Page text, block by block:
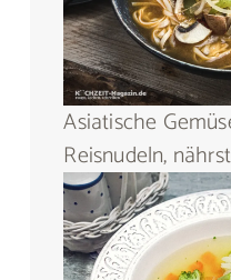
Asiatische
Reisnudeln,